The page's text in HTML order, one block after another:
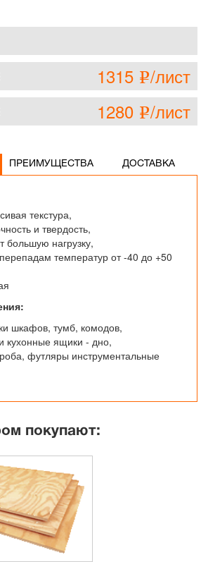
1315 e/лист
1280 e/лист
ПРЕИМУЩЕСТВА ДОСТАВКА
текстура,
и твердость,
большую нагрузку,
температур от -40 до +50
шкафов, тумб, комодов,
кухонные ящики - дно,
футляры инструментальные
покупают: